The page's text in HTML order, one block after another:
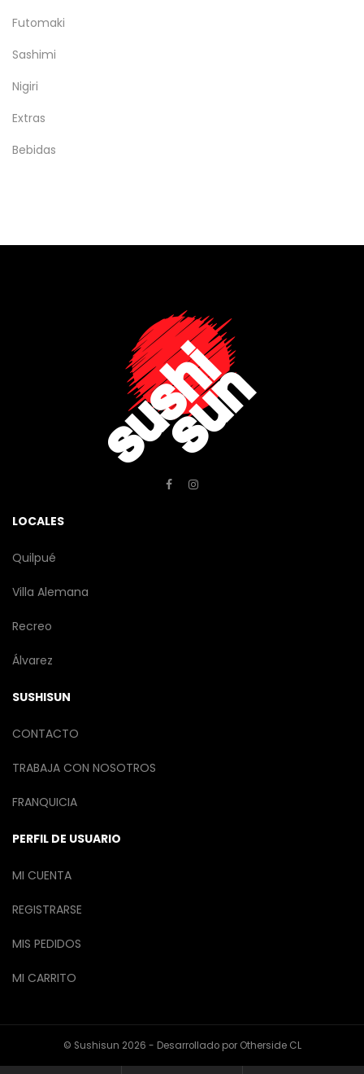
Futomaki
Sashimi
Nigiri
Extras
Bebidas
LOCALES
Quilpué
Villa Alemana
Recreo
Álvarez
SUSHISUN
CONTACTO
TRABAJA CON NOSOTROS
FRANQUICIA
PERFIL DE USUARIO
MI CUENTA
REGISTRARSE
MIS PEDIDOS
MI CARRITO
© Sushisun 2026 - Desarrollado por Otherside CL